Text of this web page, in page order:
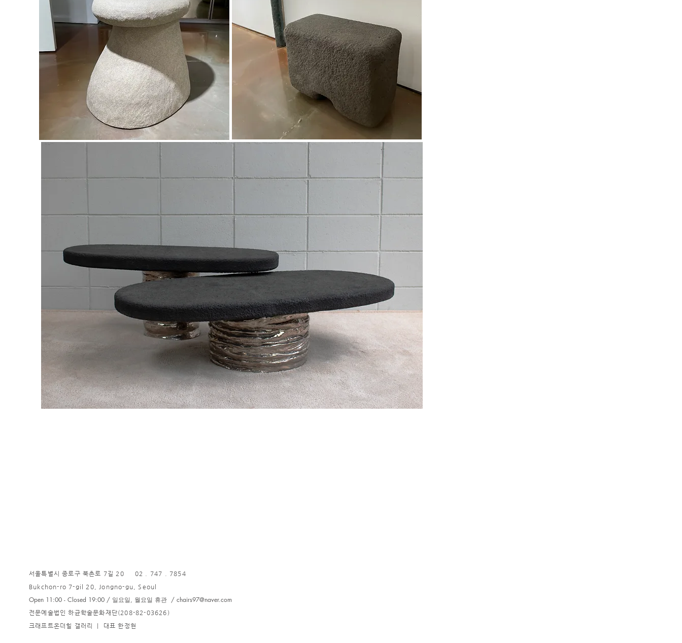
서울특별시 종로구 북촌로 7길 20 02 . 747 . 7854
Bukchon-ro 7-gil 20, Jongno-gu, Seoul
Open 11:00 - Closed 19:00 / 일요일, 월요일 휴관 / chairs97@naver.com
전문예술법인 하균학술문화재단(208-82-03626)
크래프트온더힐 갤러리 ㅣ 대표 한정현